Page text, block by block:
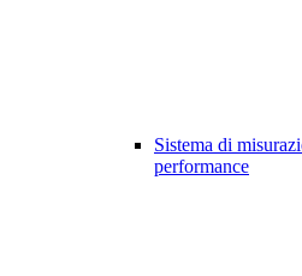
Sistema di
performance